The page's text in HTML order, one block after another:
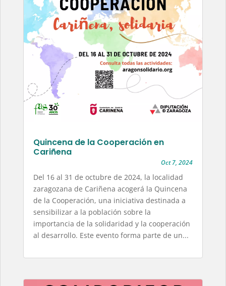
Quincena de la Cooperación en
Cariñena
Oct 7, 2024
Del 16 al 31 de octubre de 2024, la localidad
zaragozana de Cariñena acogerá la Quincena
de la Cooperación, una iniciativa destinada a
sensibilizar a la población sobre la
importancia de la solidaridad y la cooperación
al desarrollo. Este evento forma parte de un...